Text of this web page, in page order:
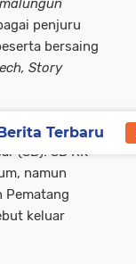
penjuru
bersaing
Story
(SD). SD RK
namun
Pematang
keluar
Berita Terbaru